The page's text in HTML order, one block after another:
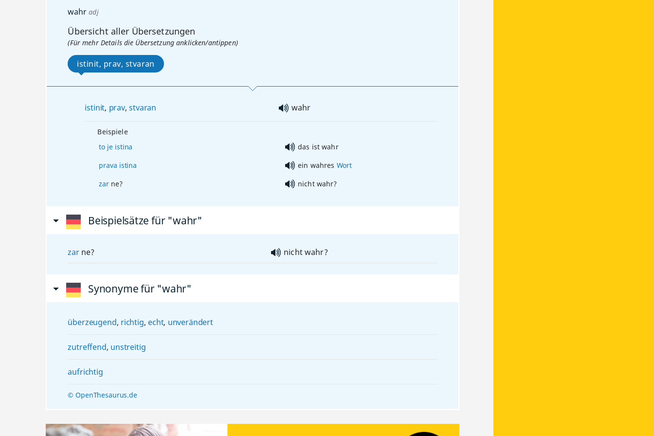
wahradj
Übersicht aller Übersetzungen
(Für mehr Details die Übersetzung anklicken/antippen)
istinit, prav, stvaran
istinit, prav,stvaran wahr
Beispiele
to je istina
das ist wahr
prava istina ein wahres Wort
zar ne? nicht wahr?
Beispielsätze für "wahr"
zarne? nicht wahr?
Synonyme für "wahr"
überzeugend, richtig, echt, unverändert
zutreffend, unstreitig
aufrichtig
© OpenThesaurus.de